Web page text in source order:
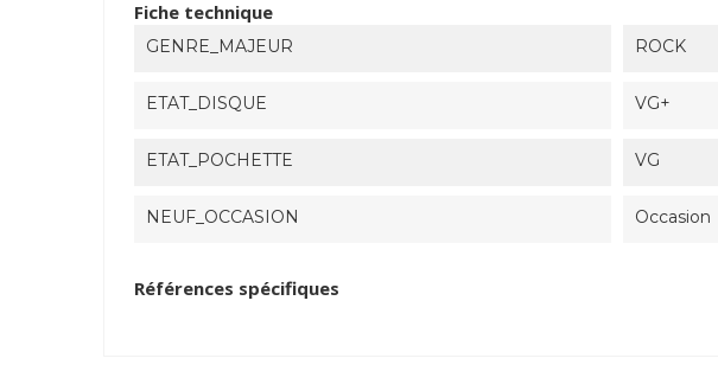
Fiche technique
GENRE_MAJEUR ROCK
ETAT_DISQUE VG+
ETAT_POCHETTE VG
NEUF_OCCASION Occasion
Références spécifiques